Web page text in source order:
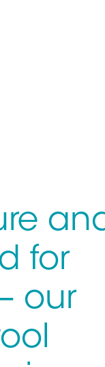
for
our